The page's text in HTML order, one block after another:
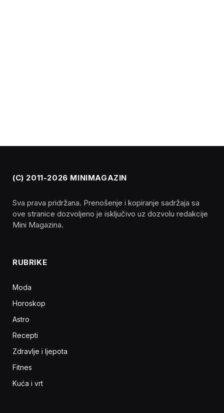
(C) 2011-2026 MINIMAGAZIN
Sva prava pridržana. Prenošenje i kopiranje sadržaja sa
ove stranice dozvoljeno je isključivo uz dozvolu redakcije
Mini Magazina.
RUBRIKE
Moda
Horoskop
Astro
Recepti
Zdravlje i ljepota
Fitnes
Kuća i vrt